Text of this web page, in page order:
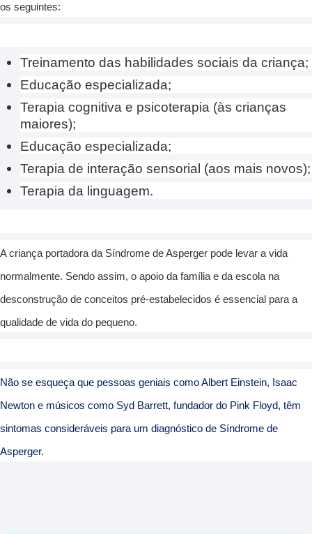
os seguintes:
Treinamento das habilidades sociais da criança;
Educação especializada;
Terapia cognitiva e psicoterapia (às crianças
maiores);
Educação especializada;
Terapia de interação sensorial (aos mais novos);
Terapia da linguagem.
A criança portadora da Síndrome de Asperger pode levar a vida
normalmente. Sendo assim, o apoio da família e da escola na
desconstrução de conceitos pré-estabelecidos é essencial para a
qualidade de vida do pequeno.
Não se esqueça que pessoas geniais como Albert Einstein, Isaac
Newton e músicos como Syd Barrett, fundador do Pink Floyd, têm
sintomas consideráveis para um diagnóstico de Síndrome de
Asperger.